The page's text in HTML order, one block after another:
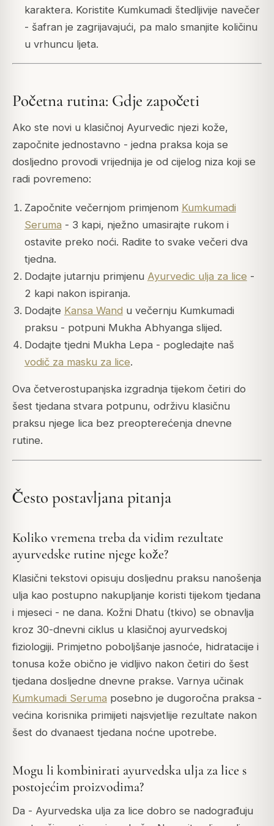
karaktera. Koristite Kumkumadi štedljivije navečer
- šafran je zagrijavajući, pa malo smanjite količinu
u vrhuncu ljeta.
Početna rutina: Gdje započeti
Ako ste novi u klasičnoj Ayurvedic njezi kože,
započnite jednostavno - jedna praksa koja se
dosljedno provodi vrijednija je od cijelog niza koji se
radi povremeno:
Započnite večernjom primjenom Kumkumadi
Seruma - 3 kapi, nježno umasirajte rukom i
ostavite preko noći. Radite to svake večeri dva
tjedna.
Dodajte jutarnju primjenu Ayurvedic ulja za lice -
2 kapi nakon ispiranja.
Dodajte Kansa Wand u večernju Kumkumadi
praksu - potpuni Mukha Abhyanga slijed.
Dodajte tjedni Mukha Lepa - pogledajte naš
vodič za masku za lice.
Ova četverostupanjska izgradnja tijekom četiri do
šest tjedana stvara potpunu, održivu klasičnu
praksu njege lica bez preopterećenja dnevne
rutine.
Često postavljana pitanja
Koliko vremena treba da vidim rezultate
ayurvedske rutine njege kože?
Klasični tekstovi opisuju dosljednu praksu nanošenja
ulja kao postupno nakupljanje koristi tijekom tjedana
i mjeseci - ne dana. Kožni Dhatu (tkivo) se obnavlja
kroz 30-dnevni ciklus u klasičnoj ayurvedskoj
fiziologiji. Primjetno poboljšanje jasnoće, hidratacije i
tonusa kože obično je vidljivo nakon četiri do šest
tjedana dosljedne dnevne prakse. Varnya učinak
Kumkumadi Seruma posebno je dugoročna praksa -
većina korisnika primijeti najsvjetlije rezultate nakon
šest do dvanaest tjedana noćne upotrebe.
Mogu li kombinirati ayurvedska ulja za lice s
postojećim proizvodima?
Da - Ayurvedska ulja za lice dobro se nadograđuju